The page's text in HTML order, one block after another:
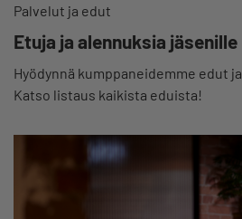
Palvelut ja edut
Etuja ja alennuksia jäsenille
Hyödynnä kumppaneidemme edut
Katso listaus kaikista eduista!